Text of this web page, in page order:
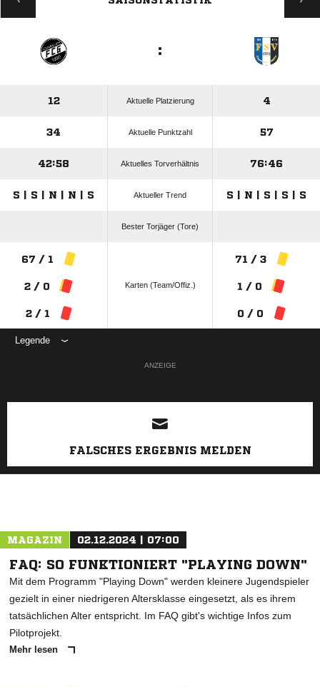
:
12 Aktuelle Platzierung 4
34 Aktuelle Punktzahl 57
42:58 Aktuelles Torverhältnis 76:46
S | S | N | N | S Aktueller Trend S | N | S | S | S
Bester Torjäger (Tore)
67 / 1
2 / 0
2 / 1
Karten (Team/Offiz.)
71 / 3
1 / 0
0 / 0
Legende
ANZEIGE
FALSCHES ERGEBNIS MELDEN
MAGAZIN 02.12.2024 | 07:00
FAQ: SO FUNKTIONIERT "PLAYING DOWN"
Mit dem Programm "Playing Down" werden kleinere Jugendspieler
gezielt in einer niedrigeren Altersklasse eingesetzt, als es ihrem
tatsächlichen Alter entspricht. Im FAQ gibt's wichtige Infos zum
Pilotprojekt.
Mehr lesen